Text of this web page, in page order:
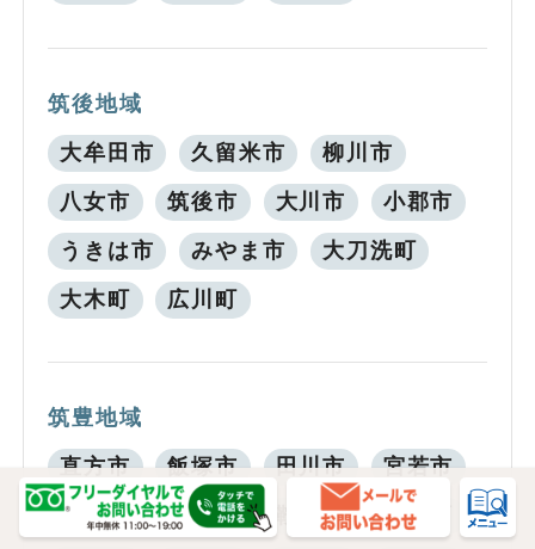
筑後地域
大牟田市 久留米市 柳川市
八女市 筑後市 大川市 小郡市
うきは市 みやま市 大刀洗町
大木町 広川町
筑豊地域
直方市 飯塚市 田川市 宮若市
嘉麻市 小竹町 鞍手町 桂川町